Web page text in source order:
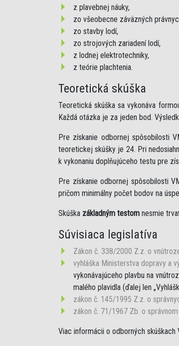
z plavebnej náuky,
zo všeobecne záväzných
zo stavby lodí,
zo strojových zariadení lodí,
z lodnej elektrotechniky,
z teórie plachtenia.
Teoretická skúška
Teoretická skúška sa vykonáva
Každá otázka je za jeden bod.
Pre získanie odbornej spôsobilosti
teoretickej skúšky je 24. Pri
k vykonaniu doplňujúceho testu pre
Pre získanie odbornej spôsobilosti
pričom minimálny počet bodov na
Skúška základným testom nesmie
Súvisiaca legislatíva
Zákon č. 338/2000 Z.z. o
vyhláška Ministerstva dopravy a
vykonávajúceho plavbu na
malého plavidla (ďalej len
zákon č. 145/1995 Z.z. o
zákon č. 71/1967 Zb. o
Viac informácii o odborných skúškach